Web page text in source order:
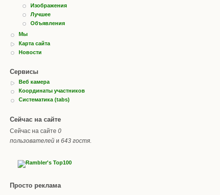
Изображения
Лучшее
Объявления
Мы
Карта сайта
Новости
Сервисы
Веб камера
Координаты участников
Систематика (tabs)
Сейчас на сайте
Сейчас на сайте 0
пользователей и 643 гостя.
Просто реклама